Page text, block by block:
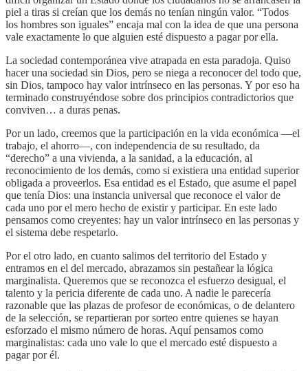
piel a tiras si creían que los demás no tenían ningún valor. “Todos
los hombres son iguales” encaja mal con la idea de que una persona
vale exactamente lo que alguien esté dispuesto a pagar por ella.
La sociedad contemporánea vive atrapada en esta paradoja. Quiso
hacer una sociedad sin Dios, pero se niega a reconocer del todo que,
sin Dios, tampoco hay valor intrínseco en las personas. Y por eso ha
terminado construyéndose sobre dos principios contradictorios que
conviven… a duras penas.
Por un lado, creemos que la participación en la vida económica —el
trabajo, el ahorro—, con independencia de su resultado, da
“derecho” a una vivienda, a la sanidad, a la educación, al
reconocimiento de los demás, como si existiera una entidad superior
obligada a proveerlos. Esa entidad es el Estado, que asume el papel
que tenía Dios: una instancia universal que reconoce el valor de
cada uno por el mero hecho de existir y participar. En este lado
pensamos como creyentes: hay un valor intrínseco en las personas y
el sistema debe respetarlo.
Por el otro lado, en cuanto salimos del territorio del Estado y
entramos en el del mercado, abrazamos sin pestañear la lógica
marginalista. Queremos que se reconozca el esfuerzo desigual, el
talento y la pericia diferente de cada uno. A nadie le parecería
razonable que las plazas de profesor de económicas, o de delantero
de la selección, se repartieran por sorteo entre quienes se hayan
esforzado el mismo número de horas. Aquí pensamos como
marginalistas: cada uno vale lo que el mercado esté dispuesto a
pagar por él.